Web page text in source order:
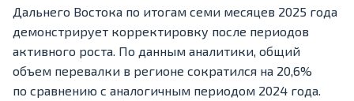
Дальнего Востока по итогам семи месяцев 2025 года
демонстрирует корректировку после периодов
активного роста. По данным аналитики, общий
объем перевалки в регионе сократился на 20,6%
по сравнению с аналогичным периодом 2024 года.